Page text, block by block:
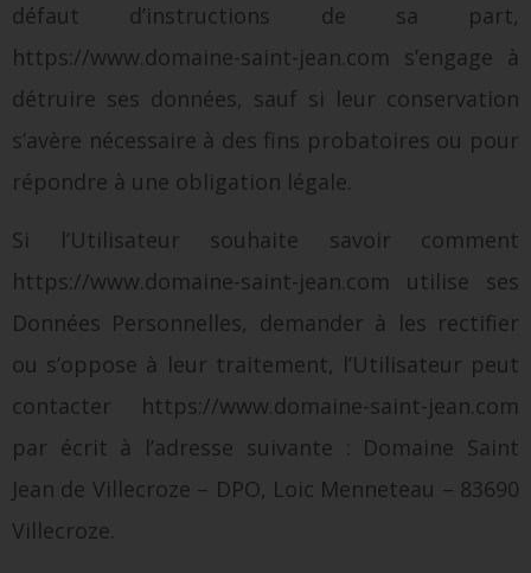
défaut d’instructions de sa part,
https://www.domaine-saint-jean.com s’engage à
détruire ses données, sauf si leur conservation
s’avère nécessaire à des fins probatoires ou pour
répondre à une obligation légale.
Si l’Utilisateur souhaite savoir comment
https://www.domaine-saint-jean.com utilise ses
Données Personnelles, demander à les rectifier
ou s’oppose à leur traitement, l’Utilisateur peut
contacter https://www.domaine-saint-jean.com
par écrit à l’adresse suivante : Domaine Saint
Jean de Villecroze – DPO, Loic Menneteau – 83690
Villecroze.